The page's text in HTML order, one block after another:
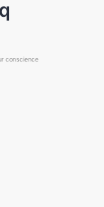
conscience